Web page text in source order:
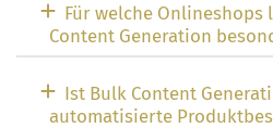
Für welche Onlineshops
Content Generation
Ist Bulk Content
automatisierte